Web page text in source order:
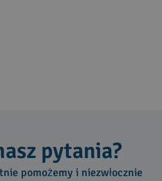
pytania?
pomożemy i niezwłocznie